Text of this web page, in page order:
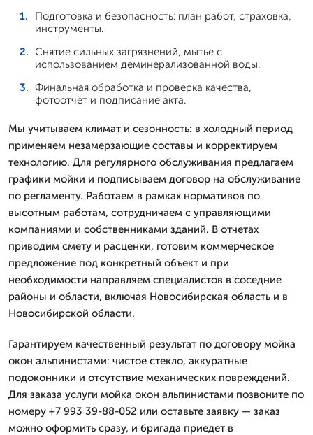
Подготовка и безопасность: план работ, страховка,
инструменты.
Снятие сильных загрязнений, мытье с
использованием деминерализованной воды.
Финальная обработка и проверка качества,
фотоотчет и подписание акта.
Мы учитываем климат и сезонность: в холодный период
применяем незамерзающие составы и корректируем
технологию. Для регулярного обслуживания предлагаем
графики мойки и подписываем договор на обслуживание
по регламенту. Работаем в рамках нормативов по
высотным работам, сотрудничаем с управляющими
компаниями и собственниками зданий. В отчетах
приводим смету и расценки, готовим коммерческое
предложение под конкретный объект и при
необходимости направляем специалистов в соседние
районы и области, включая Новосибирская область и в
Новосибирской области.
Гарантируем качественный результат по договору мойка
окон альпинистами: чистое стекло, аккуратные
подоконники и отсутствие механических повреждений.
Для заказа услуги мойка окон альпинистами позвоните по
номеру +7 993 39-88-052 или оставьте заявку — заказ
можно оформить сразу, и бригада приедет в